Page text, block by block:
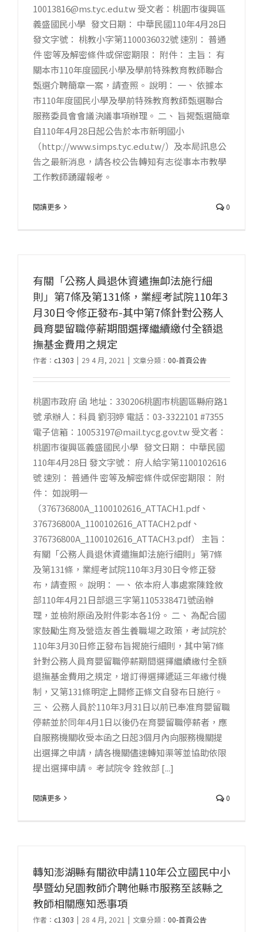
10013816@ms.tyc.edu.tw 受文者：桃園市復興區
義盛國民小學 發文日期： 中華民國110年4月28日
發文字號： 桃教小字第1100036032號 速別： 普通
件 密等及解密條件或保密期限： 附件： 主旨： 有
關本市110年度國民小學及學前特殊教育教師聯合
甄選介聘簡章一案，請查照。 說明： 一、 依據本
市110年度國民小學及學前特殊教育教師甄選聯合
服務委員會會議決議事項辦理。 二、 旨揭甄選簡章
自110年4月28日起公告於本市新明國小
（http://www.simps.tyc.edu.tw/）及本局訊息公
告之最新消息，請各校公告轉知有志從事本市教學
工作教師踴躍報考。
閱讀更多 0
有關「公務人員退休資遣撫卹法施行細
則」第7條及第131條，業經考試院110年3
月30日令修正發布-其中第7條針對公務人
員育嬰留職停薪期間選擇繼續繳付全額退
撫基金費用之規定
作者： c1303 | 29 4 月, 2021 | 文章分類： 00-首頁公告
桃園市政府 函 地址：330206桃園市桃園區縣府路1
號 承辦人：科員 劉羽婷 電話：03-3322101 #7355
電子信箱：10053197@mail.tycg.gov.tw 受文者：
桃園市復興區義盛國民小學 發文日期： 中華民國
110年4月28日 發文字號： 府人給字第1100102616
號 速別： 普通件 密等及解密條件或保密期限： 附
件： 如說明一
（376736800A_1100102616_ATTACH1.pdf、
376736800A_1100102616_ATTACH2.pdf、
376736800A_1100102616_ATTACH3.pdf） 主旨：
有關「公務人員退休資遣撫卹法施行細則」第7條
及第131條，業經考試院110年3月30日令修正發
布，請查照。 說明： 一、 依本府人事處案陳銓敘
部110年4月21日部退三字第1105338471號函辦
理，並檢附原函及附件影本各1份。 二、 為配合國
家鼓勵生育及營造友善生養職場之政策，考試院於
110年3月30日修正發布旨揭施行細則，其中第7條
針對公務人員育嬰留職停薪期間選擇繼續繳付全額
退撫基金費用之規定，增訂得選擇遞延三年繳付機
制，又第131條明定上開修正條文自發布日施行。
三、 公務人員於110年3月31日以前已奉准育嬰留職
停薪並於同年4月1日以後仍在育嬰留職停薪者，應
自服務機關收受本函之日起3個月內向服務機關提
出選擇之申請，請各機關儘速轉知渠等並協助依限
提出選擇申請。 考試院令 銓敘部 [...]
閱讀更多 0
轉知澎湖縣有關欲申請110年公立國民中小
學暨幼兒園教師介聘他縣市服務至該縣之
教師相關應知悉事項
作者： c1303 | 28 4 月, 2021 | 文章分類： 00-首頁公告